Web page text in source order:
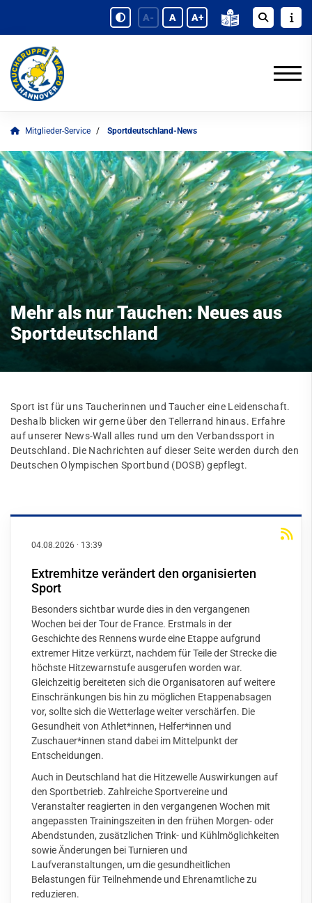
A- A A+
Mitglieder-Service Sportdeutschland-News
Mehr als nur Tauchen: Neues aus
Sportdeutschland
Sport ist für uns Taucherinnen und Taucher eine Leidenschaft.
Deshalb blicken wir gerne über den Tellerrand hinaus. Erfahre
auf unserer News-Wall alles rund um den Verbandssport in
Deutschland. Die Nachrichten auf dieser Seite werden durch den
Deutschen Olympischen Sportbund (DOSB) gepflegt.
04.08.2026 · 13:39
Extremhitze verändert den organisierten
Sport
Besonders sichtbar wurde dies in den vergangenen
Wochen bei der Tour de France. Erstmals in der
Geschichte des Rennens wurde eine Etappe aufgrund
extremer Hitze verkürzt, nachdem für Teile der Strecke die
höchste Hitzewarnstufe ausgerufen worden war.
Gleichzeitig bereiteten sich die Organisatoren auf weitere
Einschränkungen bis hin zu möglichen Etappenabsagen
vor, sollte sich die Wetterlage weiter verschärfen. Die
Gesundheit von Athlet*innen, Helfer*innen und
Zuschauer*innen stand dabei im Mittelpunkt der
Entscheidungen.
Auch in Deutschland hat die Hitzewelle Auswirkungen auf
den Sportbetrieb. Zahlreiche Sportvereine und
Veranstalter reagierten in den vergangenen Wochen mit
angepassten Trainingszeiten in den frühen Morgen- oder
Abendstunden, zusätzlichen Trink- und Kühlmöglichkeiten
sowie Änderungen bei Turnieren und
Laufveranstaltungen, um die gesundheitlichen
Belastungen für Teilnehmende und Ehrenamtliche zu
reduzieren.